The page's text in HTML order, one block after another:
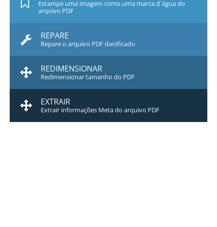
Estampe uma imagem como uma marca d`água do
arquivo PDF
REPARE
Repare o arquivo PDF danificado
REDIMENSIONAR
Redimensionar tamanho do PDF
EXTRAIR
Extrair informações Meta do arquivo PDF